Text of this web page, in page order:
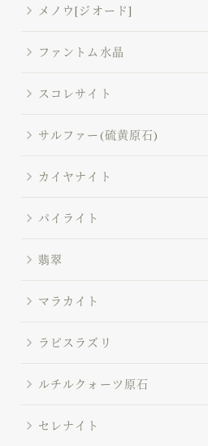
メノウ[ジオード]
ファントム水晶
スコレサイト
サルファー(硫黄原石)
カイヤナイト
パイライト
翡翠
マラカイト
ラピスラズリ
ルチルクォーツ原石
セレナイト